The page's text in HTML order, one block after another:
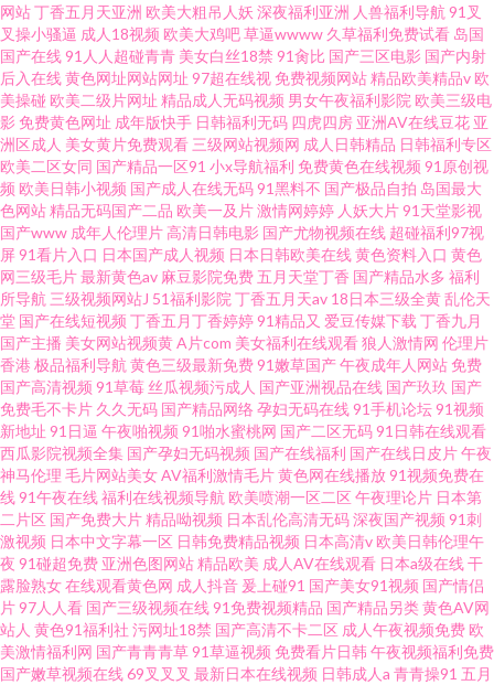
网站丁香五月天亚洲 欧美大粗吊人妖 深夜福利亚洲 人兽福利导航 91叉
叉操小骚逼 成人18视频 欧美大鸡吧草逼wwww 久草福利免费试看 岛国
国产在线91人人超碰青青 美女白丝18禁 91肏比 国产三区电影 国产内射
后入在线黄色网址网站网址 97超在线视 免费视频网站精品欧美精品v 欧
美操碰 欧美二级片网址 精品成人无码视频 男女午夜福利影院 欧美三级电
影 免费黄色网址 成年版快手 日韩福利无码 四虎四房 亚洲AV在线豆花 亚
洲区成人 美女黄片免费观看 三级网站视频网 成人日韩精品 日韩福利专区
欧美二区女同 国产精品一区91 小x导航福利 免费黄色在线视频 91原创视
频 欧美日韩小视频 国产成人在线无码91黑料不 国产极品自拍 岛国最大
色网站精品无码国产二品 欧美一及片激情网婷婷 人妖大片91天堂影视
国产www 成年人伦理片高清日韩电影 国产尤物视频在线 超碰福利97视
屏91看片入口 日本国产成人视频 日本日韩欧美在线黄色资料入口 黄色
网三级毛片最新黄色av 麻豆影院免费 五月天堂丁香 国产精品水多 福利
所导航 三级视频网站J 51福利影院 丁香五月天av 18日本三级全黄乱伦天
堂 国产在线短视频 丁香五月丁香婷婷91精品又 爱豆传媒下载 丁香九月
国产主播 美女网站视频黄A片com 美女福利在线观看狼人激情网 伦理片
香港 极品福利导航 黄色三级最新免费91嫩草国产午夜成年人网站 免费
国产高清视频 91草莓 丝瓜视频污成人 国产亚洲视品在线 国产玖玖 国产
免费毛不卡片 久久无码 国产精品网络孕妇无码在线91手机论坛91视频
新地址 91日逼 午夜啪视频 91啪水蜜桃网 国产二区无码91日韩在线观看
西瓜影院视频全集 国产孕妇无码视频 国产在线福利 国产在线日皮片午夜
神马伦理 毛片网站美女AV福利激情毛片黄色网在线播放91视频免费在
线91午夜在线福利在线视频导航 欧美喷潮一区二区 午夜理论片 日本第
二片区 国产免费大片精品呦视频 日本乱伦高清无码深夜国产视频 91刺
激视频 日本中文字幕一区 日韩免费精品视频 日本高清v 欧美日韩伦理午
夜 91碰超免费 亚洲色图网站精品欧美 成人AV在线观看 日本a级在线干
露脸熟女在线观看黄色网 成人抖音 爰上碰91 国产美女91视频 国产情侣
片97人人看 国产三级视频在线91免费视频精品 国产精品另类黄色AV网
站人 黄色91福利社 污网址18禁 国产高清不卡二区 成人午夜视频免费 欧
美激情福利网 国产青青青草91草逼视频 免费看片日韩午夜视频福利免费
国产嫩草视频在线69叉叉叉 最新日本在线视频 日韩成人a 青青操91 五月